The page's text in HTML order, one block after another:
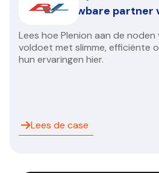
Een betrouwbare partner
Lees hoe Plenion aan de
voldoet met slimme, efficiënte
hun ervaringen hier.
Lees de case